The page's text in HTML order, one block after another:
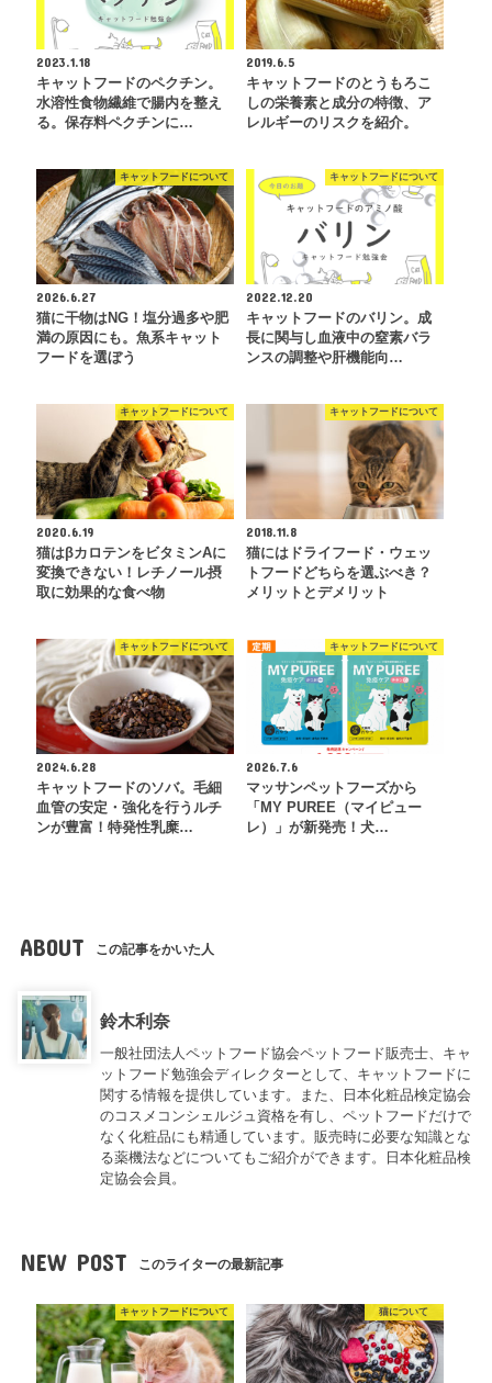
2023.1.18
キャットフードのペクチン。
水溶性食物繊維で腸内を整え
る。保存料ペクチンに…
2019.6.5
キャットフードのとうもろこ
しの栄養素と成分の特徴、ア
レルギーのリスクを紹介。
キャットフードについて
2026.6.27
猫に干物はNG！塩分過多や肥
満の原因にも。魚系キャット
フードを選ぼう
キャットフードについて
2022.12.20
キャットフードのバリン。成
長に関与し血液中の窒素バラ
ンスの調整や肝機能向…
キャットフードについて
2020.6.19
猫はβカロテンをビタミンAに
変換できない！レチノール摂
取に効果的な食べ物
キャットフードについて
2018.11.8
猫にはドライフード・ウェッ
トフードどちらを選ぶべき？
メリットとデメリット
キャットフードについて
2024.6.28
キャットフードのソバ。毛細
血管の安定・強化を行うルチ
ンが豊富！特発性乳糜…
キャットフードについて
2026.7.6
マッサンペットフーズから
「MY PUREE（マイピュー
レ）」が新発売！犬…
ABOUT この記事をかいた人
鈴木利奈
一般社団法人ペットフード協会ペットフード販売士、キャ
ットフード勉強会ディレクターとして、キャットフードに
関する情報を提供しています。また、日本化粧品検定協会
のコスメコンシェルジュ資格を有し、ペットフードだけで
なく化粧品にも精通しています。販売時に必要な知識とな
る薬機法などについてもご紹介ができます。日本化粧品検
定協会会員。
NEW POST このライターの最新記事
キャットフードについて 猫について